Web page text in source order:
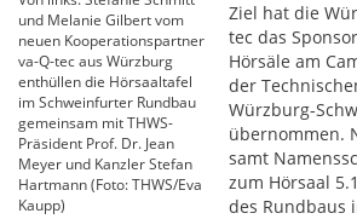
und Melanie Gilbert vom
neuen Kooperationspartner
va-Q-tec aus Würzburg
enthüllen die Hörsaaltafel
im Schweinfurter Rundbau
gemeinsam mit THWS-
Präsident Prof. Dr. Jean
Meyer und Kanzler Stefan
Hartmann (Foto: THWS/Eva
Kaupp)
Ziel hat die
tec das
Hörsäle am
der
Würzburg-
übernommen.
samt
zum Hörsaal
des Rundbaus